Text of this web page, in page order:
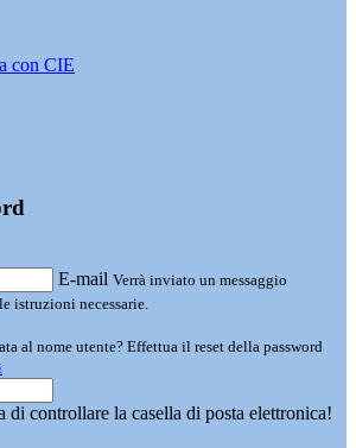
con CIE
E-mail Verrà inviato un messaggio
istruzioni necessarie.
al nome utente? Effettua il reset della password
di controllare la casella di posta elettronica!